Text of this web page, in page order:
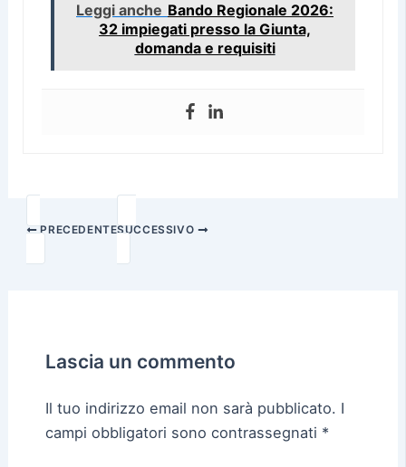
Leggi anche Bando Regionale 2026:
32 impiegati presso la Giunta,
domanda e requisiti
PRECEDENTESUCCESSIVO
Lascia un commento
Il tuo indirizzo email non sarà pubblicato. I
campi obbligatori sono contrassegnati *